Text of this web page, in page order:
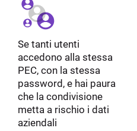
Se tanti utenti
accedono alla stessa
PEC, con la stessa
password, e hai paura
che la condivisione
metta a rischio i dati
aziendali